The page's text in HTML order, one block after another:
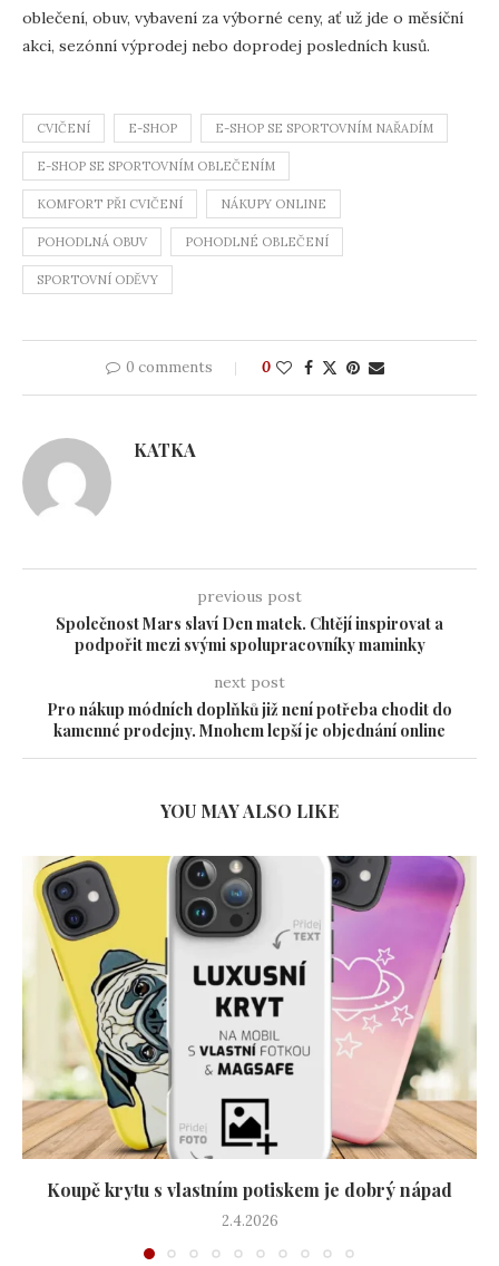
oblečení, obuv, vybavení za výborné ceny, ať už jde o měsíční
akci, sezónní výprodej nebo doprodej posledních kusů.
CVIČENÍ E-SHOP E-SHOP SE SPORTOVNÍM NAŘADÍM
E-SHOP SE SPORTOVNÍM OBLEČENÍM
KOMFORT PŘI CVIČENÍ NÁKUPY ONLINE
POHODLNÁ OBUV POHODLNÉ OBLEČENÍ
SPORTOVNÍ ODĚVY
0 comments 0
KATKA
previous post
Společnost Mars slaví Den matek. Chtějí inspirovat a
podpořit mezi svými spolupracovníky maminky
next post
Pro nákup módních doplňků již není potřeba chodit do
kamenné prodejny. Mnohem lepší je objednání online
YOU MAY ALSO LIKE
Koupě krytu s vlastním potiskem je dobrý nápad
2.4.2026